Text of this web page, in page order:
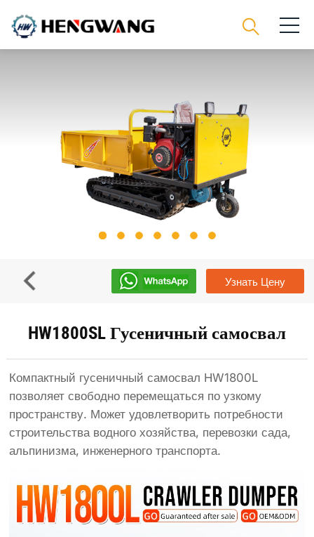
Узнать Цену
HW1800SL Гусеничный самосвал
Компактный гусеничный самосвал HW1800L
позволяет свободно перемещаться по узкому
пространству. Может удовлетворить потребности
строительства водного хозяйства, перевозки сада,
альпинизма, инженерного транспорта.